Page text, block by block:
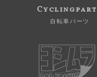
自転車パーツ